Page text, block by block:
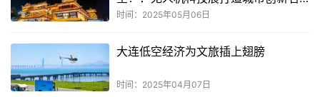
片
时间：2025年05月06日
大连低空经济为文旅插上翅膀
时间：2025年04月07日